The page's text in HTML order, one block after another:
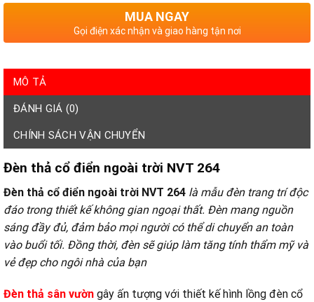
MUA NGAY
Gọi điện xác nhận và giao hàng tận nơi
MÔ TẢ
ĐÁNH GIÁ (0)
CHÍNH SÁCH VẬN CHUYỂN
Đèn thả cổ điển ngoài trời NVT 264
Đèn thả cổ điển ngoài trời NVT 264 là mẫu đèn trang trí độc
đáo trong thiết kế không gian ngoại thất. Đèn mang nguồn
sáng đầy đủ, đảm bảo mọi người có thể di chuyển an toàn
vào buổi tối. Đồng thời, đèn sẽ giúp làm tăng tính thẩm mỹ và
vẻ đẹp cho ngôi nhà của bạn
Đèn thả sân vườn gây ấn tượng với thiết kế hình lồng đèn cổ